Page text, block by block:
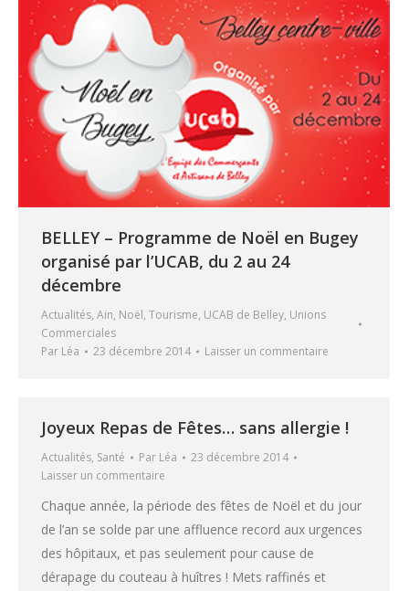
BELLEY – Programme de Noël en Bugey
organisé par l’UCAB, du 2 au 24
décembre
Actualités, Ain, Noël, Tourisme, UCAB de Belley, Unions
Commerciales
Par Léa 23 décembre 2014 Laisser un commentaire
Joyeux Repas de Fêtes… sans allergie !
Actualités, Santé Par Léa
23 décembre 2014
Laisser un commentaire
Chaque année, la période des fêtes de Noël et du jour
de l’an se solde par une affluence record aux urgences
des hôpitaux, et pas seulement pour cause de
dérapage du couteau à huîtres ! Mets raffinés et